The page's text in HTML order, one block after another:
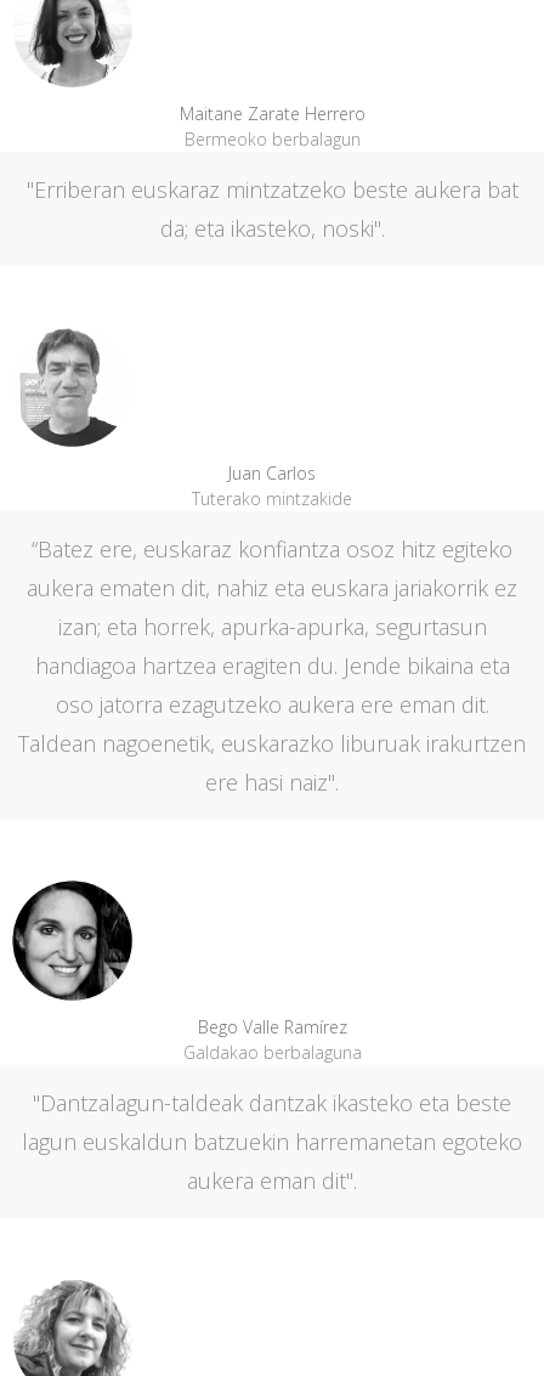
Maitane Zarate Herrero
Bermeoko berbalagun
"Erriberan euskaraz mintzatzeko beste aukera bat
da; eta ikasteko, noski".
Juan Carlos
Tuterako mintzakide
“Batez ere, euskaraz konfiantza osoz hitz egiteko
aukera ematen dit, nahiz eta euskara jariakorrik ez
izan; eta horrek, apurka-apurka, segurtasun
handiagoa hartzea eragiten du. Jende bikaina eta
oso jatorra ezagutzeko aukera ere eman dit.
Taldean nagoenetik, euskarazko liburuak irakurtzen
ere hasi naiz".
Bego Valle Ramírez
Galdakao berbalaguna
"Dantzalagun-taldeak dantzak ikasteko eta beste
lagun euskaldun batzuekin harremanetan egoteko
aukera eman dit".